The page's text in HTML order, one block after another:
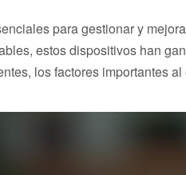
para gestionar y
estos dispositivos han
los factores importantes